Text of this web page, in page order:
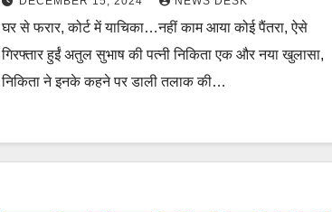
घर से फरार, कोर्ट में याचिका…नहीं काम आया कोई पैंतरा, ऐसे
गिरफ्तार हुईं अतुल सुभाष की पत्नी निकिता एक और नया खुलासा,
निकिता ने इनके कहने पर डाली तलाक की…